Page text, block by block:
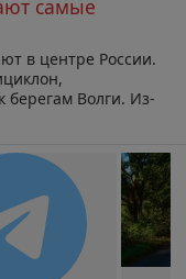
самые
в центре России.
берегам Волги. Из-